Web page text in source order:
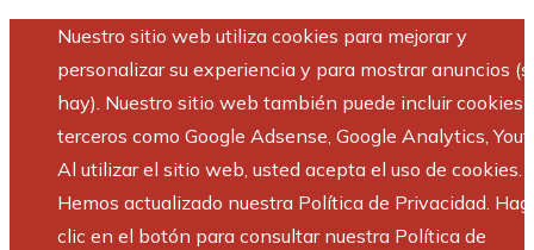
Nuestro sitio web utiliza cookies para mejorar y
personalizar su experiencia y para mostrar anuncios
hay). Nuestro sitio web también puede incluir cookies
terceros como Google Adsense, Google Analytics,
Al utilizar el sitio web, usted acepta el uso de cookies.
Hemos actualizado nuestra Política de Privacidad.
clic en el botón para consultar nuestra Política de